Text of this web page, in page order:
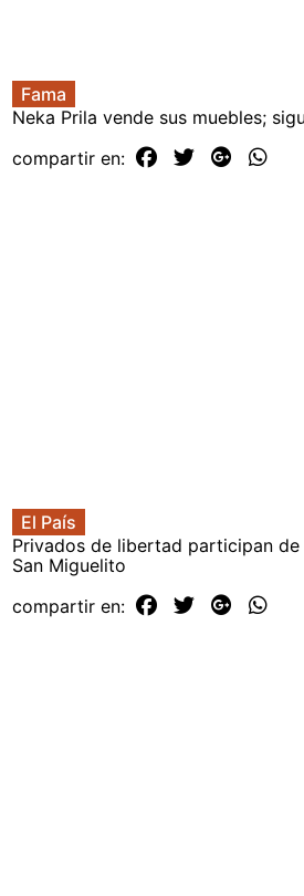
Fama
Neka Prila vende sus muebles;
compartir en:
El País
Privados de libertad participan
San Miguelito
compartir en: